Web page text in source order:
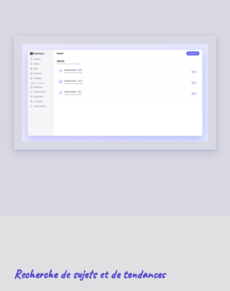
Recherche de sujets et de tendances